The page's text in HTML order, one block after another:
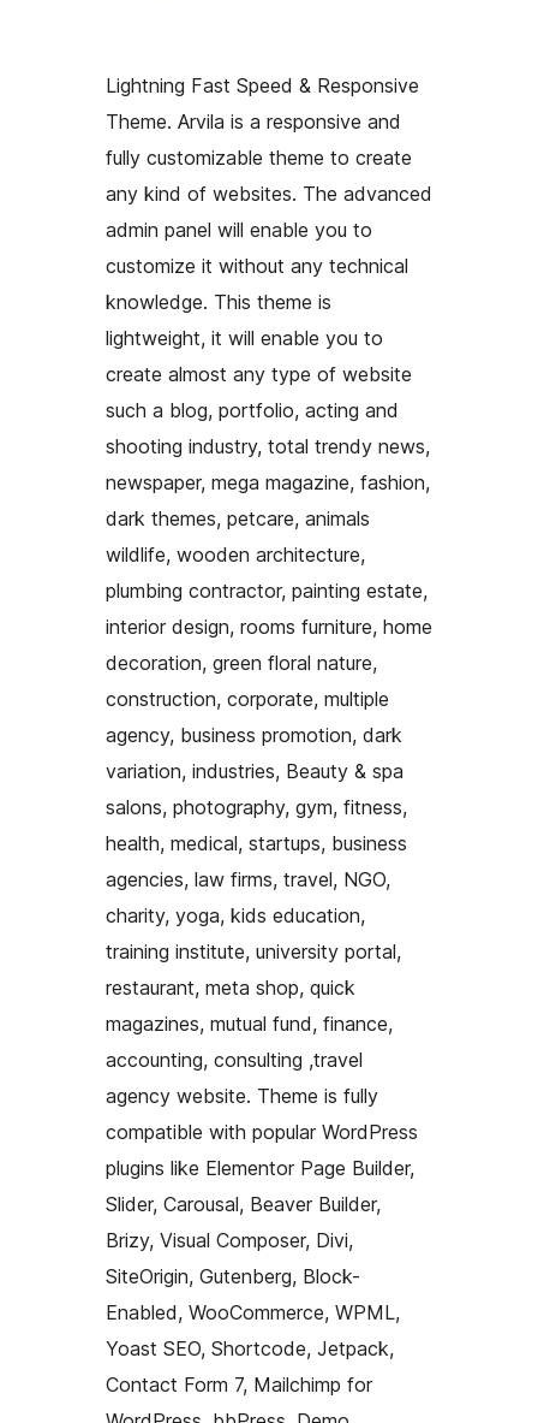
Lightning Fast Speed & Responsive
Theme. Arvila is a responsive and
fully customizable theme to create
any kind of websites. The advanced
admin panel will enable you to
customize it without any technical
knowledge. This theme is
lightweight, it will enable you to
create almost any type of website
such a blog, portfolio, acting and
shooting industry, total trendy news,
newspaper, mega magazine, fashion,
dark themes, petcare, animals
wildlife, wooden architecture,
plumbing contractor, painting estate,
interior design, rooms furniture, home
decoration, green floral nature,
construction, corporate, multiple
agency, business promotion, dark
variation, industries, Beauty & spa
salons, photography, gym, fitness,
health, medical, startups, business
agencies, law firms, travel, NGO,
charity, yoga, kids education,
training institute, university portal,
restaurant, meta shop, quick
magazines, mutual fund, finance,
accounting, consulting ,travel
agency website. Theme is fully
compatible with popular WordPress
plugins like Elementor Page Builder,
Slider, Carousal, Beaver Builder,
Brizy, Visual Composer, Divi,
SiteOrigin, Gutenberg, Block-
Enabled, WooCommerce, WPML,
Yoast SEO, Shortcode, Jetpack,
Contact Form 7, Mailchimp for